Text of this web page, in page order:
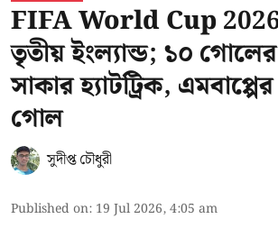
FIFA World Cup 2026:
তৃতীয় ইংল্যান্ড; ১০ গোলের
সাকার হ্যাটট্রিক,
গোল
সুদীপ্ত চৌধুরী
Published on: 19 Jul 2026, 4:05 am